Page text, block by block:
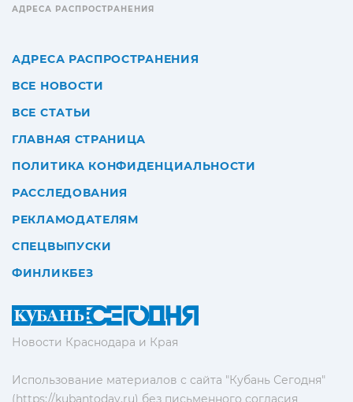
Новости Краснодара и Края
Использование материалов с сайта "Кубань Сегодня"
(https://kubantoday.ru) без письменного согласия
АДРЕСА РАСПРОСТРАНЕНИЯ
АДРЕСА РАСПРОСТРАНЕНИЯ
ВСЕ НОВОСТИ
ВСЕ СТАТЬИ
ГЛАВНАЯ СТРАНИЦА
ПОЛИТИКА КОНФИДЕНЦИАЛЬНОСТИ
РАССЛЕДОВАНИЯ
РЕКЛАМОДАТЕЛЯМ
СПЕЦВЫПУСКИ
ФИНЛИКБЕЗ